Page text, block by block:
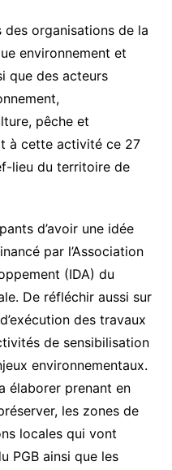
des organisations de la
environnement et
que des acteurs
pêche et
à cette activité ce 27
lieu du territoire de
d’avoir une idée
par l’Association
(IDA) du
De réfléchir aussi sur
des travaux
de sensibilisation
environnementaux.
élaborer prenant en
les zones de
locales qui vont
PGB ainsi que les